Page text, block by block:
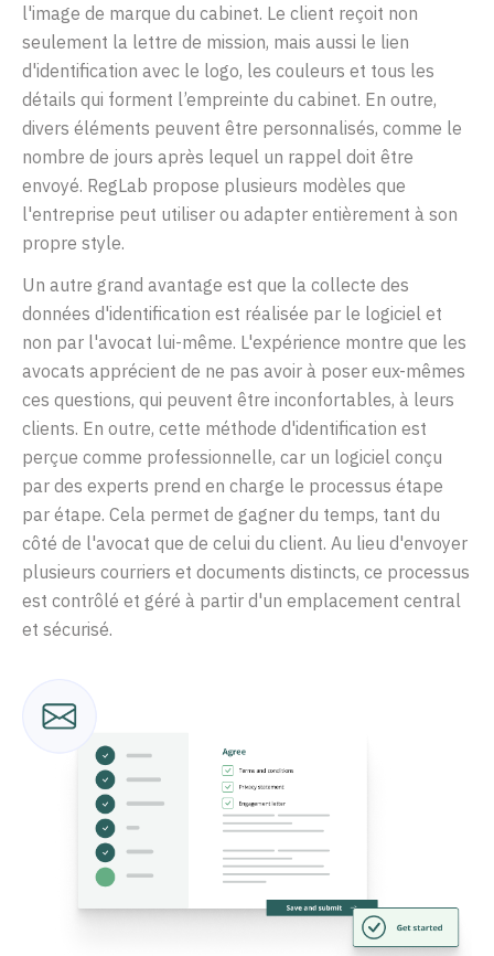
l'image de marque du cabinet. Le client reçoit non
seulement la lettre de mission, mais aussi le lien
d'identification avec le logo, les couleurs et tous les
détails qui forment l’empreinte du cabinet. En outre,
divers éléments peuvent être personnalisés, comme le
nombre de jours après lequel un rappel doit être
envoyé. RegLab propose plusieurs modèles que
l'entreprise peut utiliser ou adapter entièrement à son
propre style.
Un autre grand avantage est que la collecte des
données d'identification est réalisée par le logiciel et
non par l'avocat lui-même. L'expérience montre que les
avocats apprécient de ne pas avoir à poser eux-mêmes
ces questions, qui peuvent être inconfortables, à leurs
clients. En outre, cette méthode d'identification est
perçue comme professionnelle, car un logiciel conçu
par des experts prend en charge le processus étape
par étape. Cela permet de gagner du temps, tant du
côté de l'avocat que de celui du client. Au lieu d'envoyer
plusieurs courriers et documents distincts, ce processus
est contrôlé et géré à partir d'un emplacement central
et sécurisé.